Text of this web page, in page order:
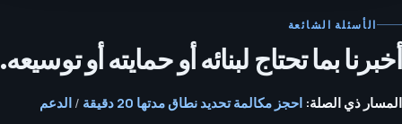
الأسئلة الشائعة
أخبرنا بما تحتاج لبنائه أو حمايته أو توسيعه.
المسار ذي الصلة: احجز مكالمة تحديد نطاق مدتها 20 دقيقة / الدعم